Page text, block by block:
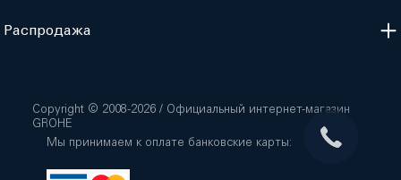
Распродажа
Copyright © 2008-2026 / Официальный интернет-магазин
GROHE
Мы принимаем к оплате банковские карты: